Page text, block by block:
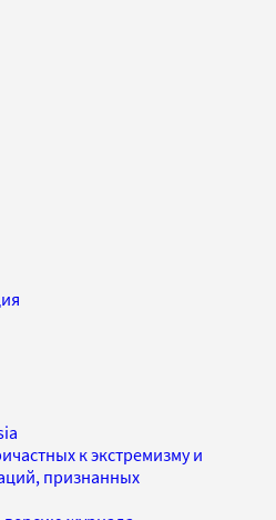
к экстремизму и
признанных